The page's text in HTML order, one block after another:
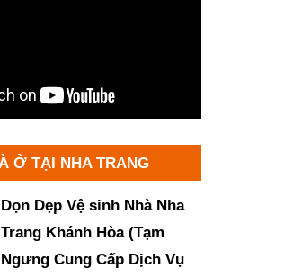
Ở TẠI NHA TRANG
Dọn Dẹp Vệ sinh Nhà Nha
Trang Khánh Hòa (Tạm
Ngưng Cung Cấp Dịch Vụ